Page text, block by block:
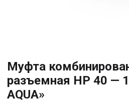
Муфта
разъемная HP 40 — 1
AQUA»